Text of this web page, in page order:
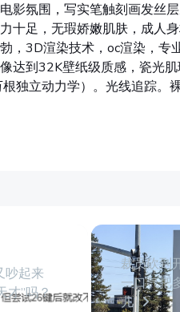
影氛围，写实笔触刻画发丝
十足，无瑕娇嫩肌肤，成人
，3D渲染技术，oc渲染，专
达到32K壁纸级质感，瓷光
独立动力学）。光线追踪。
吵起来
才”吗？
裁员砍到
一口气把
儿”